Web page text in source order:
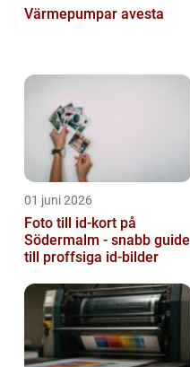
Värmepumpar avesta
01 juni 2026
Foto till id-kort på
Södermalm - snabb guide
till proffsiga id-bilder